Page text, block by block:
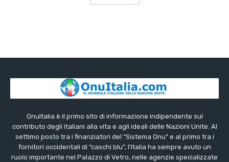
OnuItalia è il primo sito di informazione indipendente sul
contributo degli italiani alla vita e agli ideali delle Nazioni Unite. Al
settimo posto tra i finanziatori del “Sistema Onu” e al primo tra i
fornitori occidentali di “caschi blu”, l’Italia ha sempre avuto un
ruolo importante nel Palazzo di Vetro, nelle agenzie specializzate